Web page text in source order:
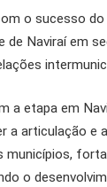
o sucesso
de Naviraí em
a etapa em
a articulação e
municípios,
o